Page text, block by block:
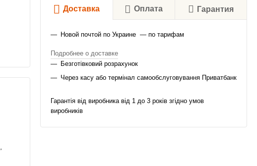
Доставка Оплата Гарантия
Новой почтой по Украине — по тарифам
Подробнее о доставке
Безготівковий розрахунок
Через касу або термінал самообслуговування Приватбанк
Гарантія від виробника від 1 до 3 років згідно умов
виробників